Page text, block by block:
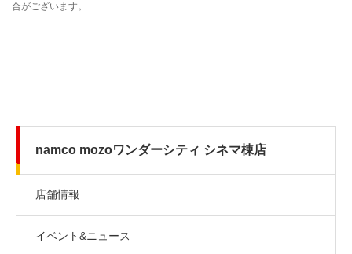
namco mozoワンダーシティ シネマ棟店
店舗情報
イベント&ニュース